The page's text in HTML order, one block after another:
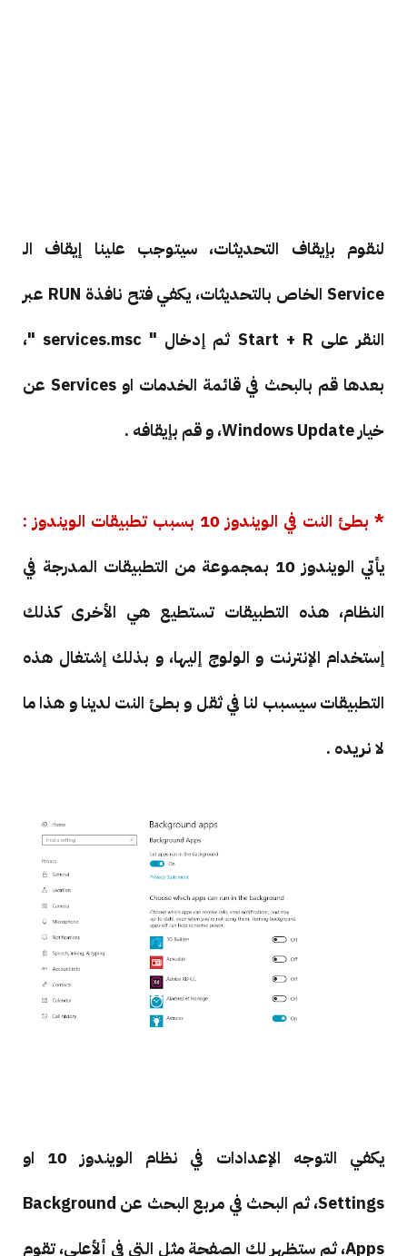
لنقوم بإيقاف التحديثات، سيتوجب علينا إيقاف الـ
Service الخاص بالتحديثات، يكفي فتح نافذة RUN عبر
النقر على Start + R ثم إدخال "
services.msc "،
بعدها قم بالبحث في قائمة الخدمات او Services عن
خيار Windows Update، و قم بإيقافه .
* بطئ النت في الويندوز 10 بسبب تطبيقات الويندوز :
يأتي الويندوز 10 بمجموعة من التطبيقات المدرجة في
النظام، هذه التطبيقات تستطيع هي الأخرى كذلك
إستخدام الإنترنت و الولوج إليها، و بذلك إشتغال هذه
التطبيقات سيسبب لنا في ثقل و بطئ النت لدينا و هذا ما
لا نريده .
يكفي التوجه الإعدادات في نظام الويندوز 10 او
Settings، ثم البحث في مربع البحث عن Background
Apps، ثم ستظهر لك الصفحة مثل التي في ألأعلى، تقوم